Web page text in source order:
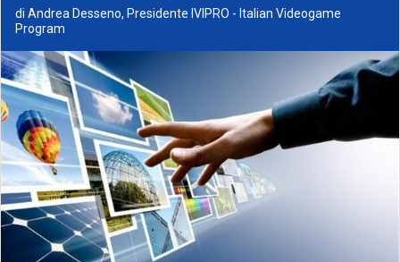
di Andrea Desseno, Presidente IVIPRO - Italian Videogame
Program